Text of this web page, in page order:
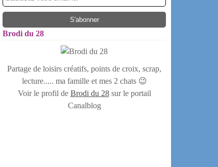
Brodi du 28
Partage de loisirs créatifs, points de croix, scrap,
lecture..... ma famille et mes 2 chats 😉
Voir le profil de Brodi du 28sur le portail
Canalblog